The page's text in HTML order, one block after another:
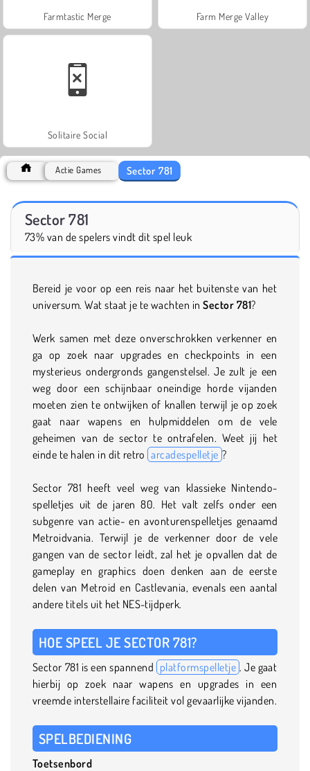
Farmtastic Merge Farm Merge Valley
Solitaire Social
Actie Games Sector 781
Sector 781
73% van de spelers vindt dit spel leuk
Bereid je voor op een reis naar het buitenste van het
universum. Wat staat je te wachten inSector 781?
Werk samen met deze onverschrokken verkenner en
ga op zoek naar upgrades en checkpoints in een
mysterieus ondergronds gangenstelsel. Je zult je een
weg door een schijnbaar oneindige horde vijanden
moeten zien te ontwijken of knallen terwijl je op zoek
gaat naar wapens en hulpmiddelen om de vele
geheimen van de sector te ontrafelen. Weet jij het
einde te halen in dit retro arcadespelletje ?
Sector 781 heeft veel weg van klassieke Nintendo-
spelletjes uit de jaren 80. Het valt zelfs onder een
subgenre van actie- en avonturenspelletjes genaamd
Metroidvania. Terwijl je de verkenner door de vele
gangen van de sector leidt, zal het je opvallen dat de
gameplay en graphics doen denken aan de eerste
delen van Metroid en Castlevania, evenals een aantal
andere titels uit het NES-tijdperk.
HOE SPEEL JE SECTOR 781?
Sector 781 is een spannend platformspelletje . Je gaat
hierbij op zoek naar wapens en upgrades in een
vreemde interstellaire faciliteit vol gevaarlijke vijanden.
SPELBEDIENING
Toetsenbord